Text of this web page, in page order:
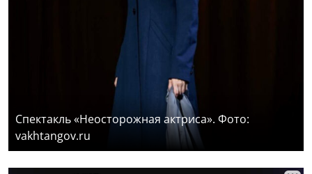
Спектакль «Неосторожная актриса». Фото:
vakhtangov.ru